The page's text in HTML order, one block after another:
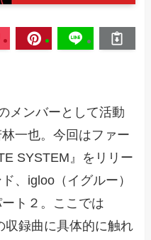
メンバーとして活動
一也。今回はファー
SYSTEM』をリリー
、igloo（イグルー）
ト２。ここでは
収録曲に具体的に触れ